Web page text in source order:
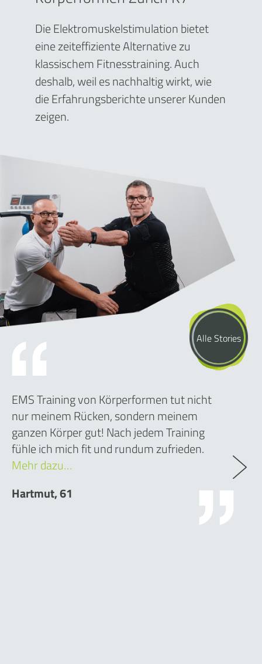
Die Elektromuskelstimulation bietet
eine zeiteffiziente Alternative zu
klassischem Fitnesstraining. Auch
deshalb, weil es nachhaltig wirkt, wie
die Erfahrungsberichte unserer Kunden
zeigen.
Alle Stories
EMS Training von Körperformen tut nicht
nur meinem Rücken, sondern meinem
ganzen Körper gut! Nach jedem Training
fühle ich mich fit und rundum zufrieden.
Mehr dazu…
Hartmut, 61